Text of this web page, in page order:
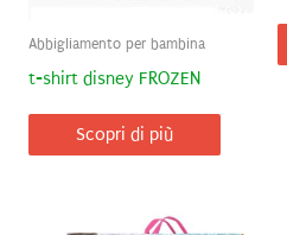
Abbigliamento per bambina
t-shirt disney FROZEN
Scopri di più